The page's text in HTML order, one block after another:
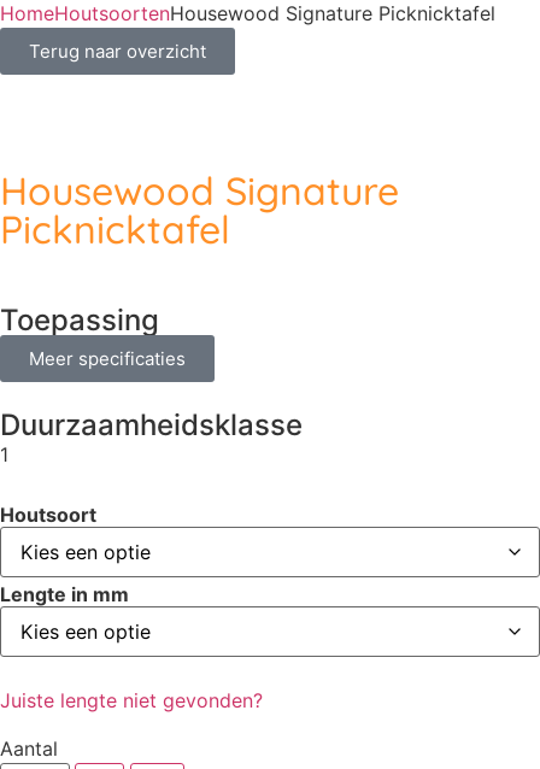
HomeHoutsoortenHousewood Signature Picknicktafel
Terug naar overzicht
Housewood Signature
Picknicktafel
Toepassing
Meer specificaties
Duurzaamheidsklasse
1
Houtsoort
Lengte in mm
Juiste lengte niet gevonden?
Aantal